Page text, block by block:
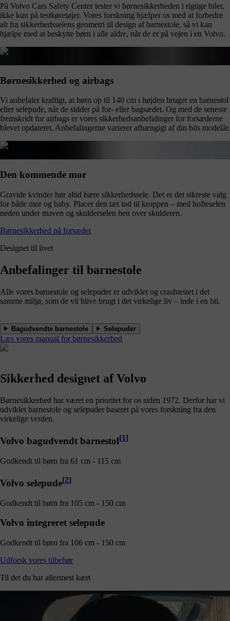
På Volvo Cars Safety Center tester vi børnesikkerheden i rigtige biler,
ikke kun på testkøretøjer. Vores forskning hjælper os med at forbedre
alt fra sikkerhedsselens geometri til design af barnestole, så vi kan
hjælpe med at beskytte børn i alle aldre, når de er på vejen i en Volvo.
Børnesikkerhed og airbags
Vi anbefaler kraftigt, at børn op til 140 cm i højden bruger en barnestol
eller selepude, når de sidder på for- eller bagsædet. Og med de seneste
fremskridt for airbags er vores sikkerhedsanbefalinger for forsæderne
blevet opdateret. Anbefalingerne varierer afhængigt af din bils modelår.
Den kommende mor
Gravide kvinder bør altid bære sikkerhedssele. Det er det sikreste valg
for både mor og baby. Placer den tæt ind til kroppen – med hofteselen
neden under maven og skulderselen hen over skulderen.
Børnesikkerhed på forsædet
Designet til livet
Anbefalinger til barnestole
Alle vores barnestole og selepuder er udviklet og crashtestet i det
samme miljø, som de vil blive brugt i det virkelige liv – inde i en bil.
Bagudvendte barnestole Selepuder
Læs vores manual for børnesikkerhed
Sikkerhed designet af Volvo
Børnesikkerhed har været en prioritet for os siden 1972. Derfor har vi
udviklet barnestole og selepuder baseret på vores forskning fra den
virkelige verden.
Volvo bagudvendt barnestol[1]
Godkendt til børn fra 61 cm - 115 cm
Volvo selepude[2]
Godkendt til børn fra 105 cm - 150 cm
Volvo integreret selepude
Godkendt til børn fra 106 cm - 150 cm
Udforsk vores tilbehør
Til det du har allermest kært